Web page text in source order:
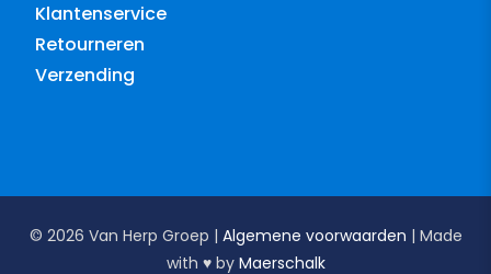
Klantenservice
Retourneren
Verzending
© 2026 Van Herp Groep | Algemene voorwaarden | Made
with ♥︎ by Maerschalk